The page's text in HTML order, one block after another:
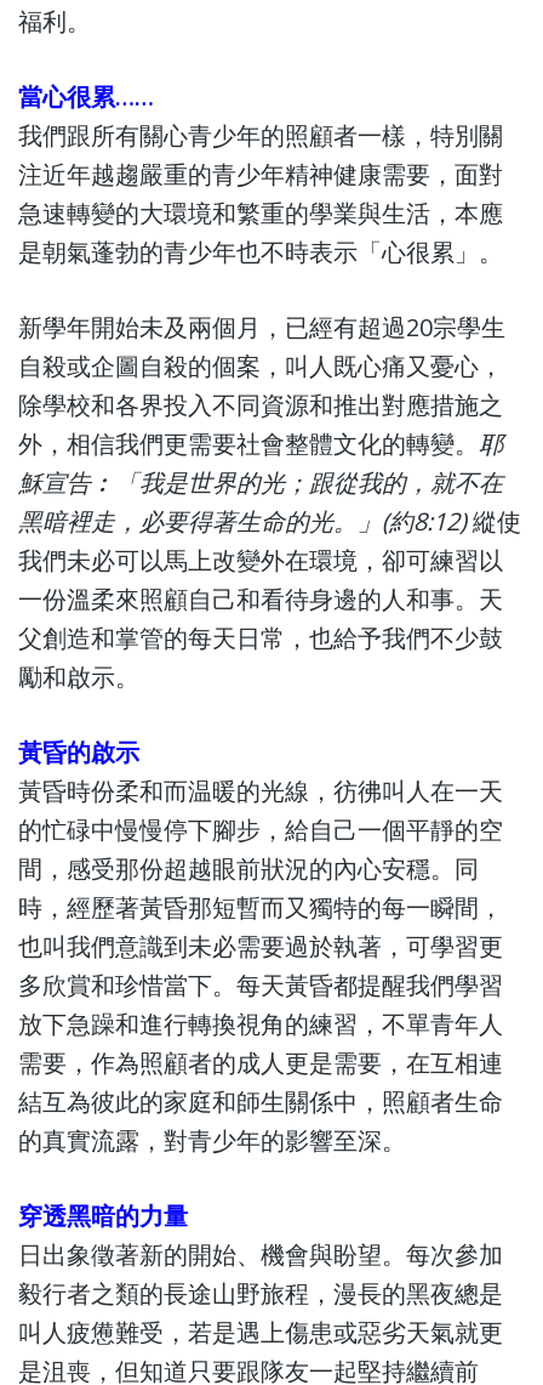
福利。
當心很累……
我們跟所有關心青少年的照顧者一樣，特別關
注近年越趨嚴重的青少年精神健康需要，面對
急速轉變的大環境和繁重的學業與生活，本應
是朝氣蓬勃的青少年也不時表示「心很累」。
新學年開始未及兩個月，已經有超過20宗學生
自殺或企圖自殺的個案，叫人既心痛又憂心，
除學校和各界投入不同資源和推出對應措施之
外，相信我們更需要社會整體文化的轉變。 耶
穌宣告︰「我是世界的光；跟從我的，就不在
黑暗裡走，必要得著生命的光。」(約8:12)縱使
我們未必可以馬上改變外在環境，卻可練習以
一份溫柔來照顧自己和看待身邊的人和事。天
父創造和掌管的每天日常，也給予我們不少鼓
勵和啟示。
黃昏的啟示
黃昏時份柔和而温暖的光線，彷彿叫人在一天
的忙碌中慢慢停下腳步，給自己一個平靜的空
間，感受那份超越眼前狀況的內心安穩。同
時，經歷著黃昏那短暫而又獨特的每一瞬間，
也叫我們意識到未必需要過於執著，可學習更
多欣賞和珍惜當下。每天黃昏都提醒我們學習
放下急躁和進行轉換視角的練習，不單青年人
需要，作為照顧者的成人更是需要，在互相連
結互為彼此的家庭和師生關係中，照顧者生命
的真實流露，對青少年的影響至深。
穿透黑暗的力量
日出象徵著新的開始、機會與盼望。每次參加
毅行者之類的長途山野旅程，漫長的黑夜總是
叫人疲憊難受，若是遇上傷患或惡劣天氣就更
是沮喪，但知道只要跟隊友一起堅持繼續前